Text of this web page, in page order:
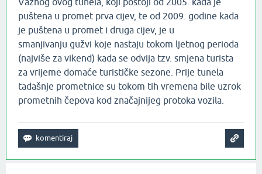
puštena u promet prva cijev, te od 2009. godine kada
je puštena u promet i druga cijev, je u
smanjivanju gužvi koje nastaju tokom ljetnog perioda
(najviše za vikend) kada se odvija tzv. smjena turista
za vrijeme domaće turističke sezone. Prije tunela
tadašnje prometnice su tokom tih vremena bile uzrok
prometnih čepova kod značajnijeg protoka vozila.